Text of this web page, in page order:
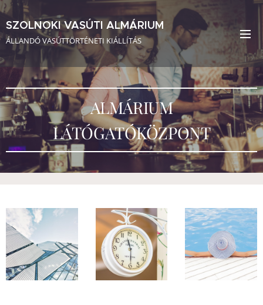
SZOLNOKI VASÚTI ALMÁRIUM
ÁLLANDÓ VASÚTTÖRTÉNETI KIÁLLÍTÁS
ALMÁRIUM
LÁTÓGATÓKÖZPONT